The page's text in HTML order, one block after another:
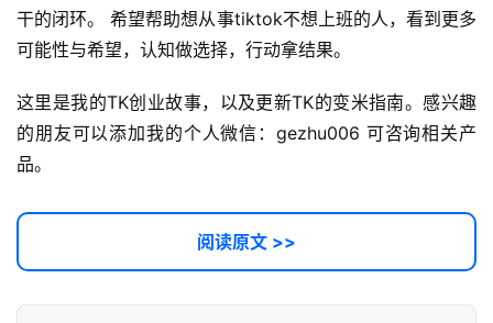
经
验
程
软
服
登录 注册
干的闭环。 希望帮助想从事tiktok不想上班的人，看到更多
可能性与希望，认知做选择，行动拿结果。
这里是我的TK创业故事，以及更新TK的变米指南。感兴趣
的朋友可以添加我的个人微信：gezhu006 可咨询相关产
品。
阅读原文 >>